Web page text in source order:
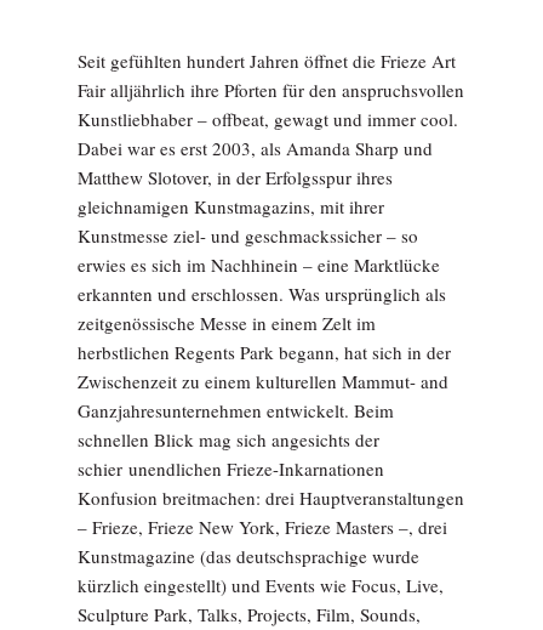
Seit gefühlten hundert Jahren öffnet die Frieze Art
Fair alljährlich ihre Pforten für den anspruchsvollen
Kunstliebhaber – offbeat, gewagt und immer cool.
Dabei war es erst 2003, als Amanda Sharp und
Matthew Slotover, in der Erfolgsspur ihres
gleichnamigen Kunstmagazins, mit ihrer
Kunstmesse ziel- und geschmackssicher – so
erwies es sich im Nachhinein – eine Marktlücke
erkannten und erschlossen. Was ursprünglich als
zeitgenössische Messe in einem Zelt im
herbstlichen Regents Park begann, hat sich in der
Zwischenzeit zu einem kulturellen Mammut- and
Ganzjahresunternehmen ent­wickelt. Beim
schnellen Blick mag sich angesichts der
schier unendlichen Frieze-Inkarnationen
Konfusion breitmachen: drei Hauptveranstaltungen
– Frieze, Frieze New York, Frieze Masters –, drei
Kunstmagazine (das deutschsprachige wurde
kürzlich eingestellt) und Events wie Focus, Live,
Sculpture Park, Talks, Projects, Film, Sounds,